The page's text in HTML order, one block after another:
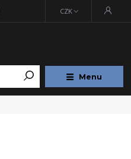
Menu
CZK